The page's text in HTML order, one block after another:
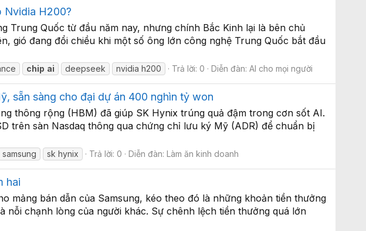
Nvidia H200?
Trung Quốc từ đầu năm nay, nhưng chính Bắc Kinh lại là bên chủ
gió đang đổi chiều khi một số ông lớn công nghệ Trung Quốc bắt đầu
chip ai deepseek nvidia h200 Trả lời: 0 Diễn đàn:AI cho mọi người
sẵn sàng cho đại dự án 400 nghìn tỷ won
thông rộng (HBM) đã giúp SK Hynix trúng quả đậm trong cơn sốt AI.
trên sàn Nasdaq thông qua chứng chỉ lưu ký Mỹ (ADR) để chuẩn bị
samsung sk hynix Trả lời: 0 Diễn đàn:Làm ăn kinh doanh
hai
mảng bán dẫn của Samsung, kéo theo đó là những khoản tiền thưởng
chạnh lòng của người khác. Sự chênh lệch tiền thưởng quá lớn